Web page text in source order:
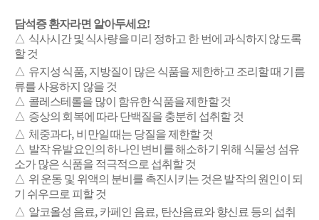
담석증 환자라면 알아두세요!
△ 식사시간 및 식사량을 미리 정하고 한 번에 과식하지 않도록
할 것
△ 유지성 식품, 지방질이 많은 식품을 제한하고 조리할 때 기름
류를 사용하지 않을 것
△ 콜레스테롤을 많이 함유한 식품을 제한할 것
△ 증상의 회복에 따라 단백질을 충분히 섭취할 것
△ 체중과다, 비만일 때는 당질을 제한할 것
△ 발작 유발요인의 하나인 변비를 해소하기 위해 식물성 섬유
소가 많은 식품을 적극적으로 섭취할 것
△ 위 운동 및 위액의 분비를 촉진시키는 것은 발작의 원인이 되
기 쉬우므로 피할 것
△ 알코올성 음료, 카페인 음료, 탄산음료와 향신료 등의 섭취